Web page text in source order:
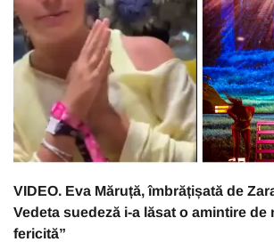
VIDEO. Eva Măruță, îmbrățișată de
Vedeta suedeză i-a lăsat o amintire de
fericită”